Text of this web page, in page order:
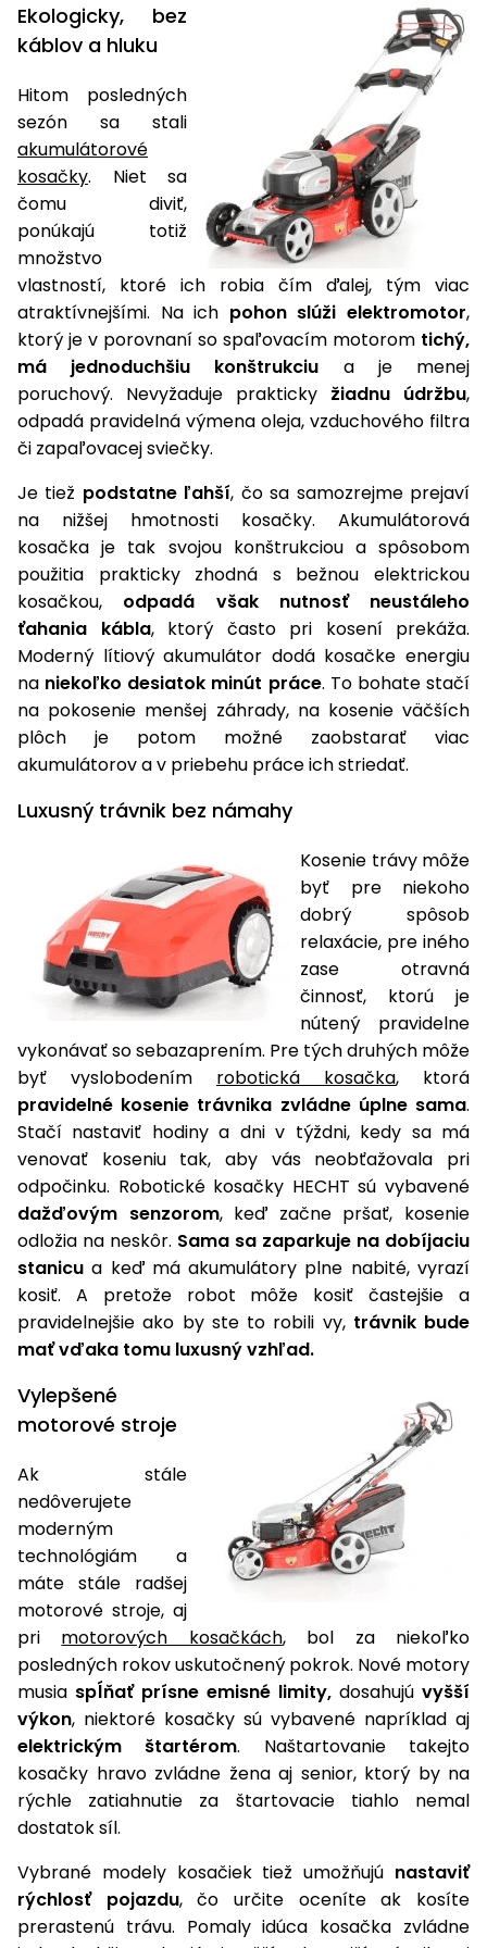
Náhradné
nože
Vidly
Štiepačky
dreva
vetiev
Špalíkovače
Fukáre a
vysávače
na lístie
Záhradné
vozíky
Fúriky
Rozmetadlá
vozíky
Čerpadlá
a
vodárne
Vysokotlakové
umývačky
stroje
Snežné
na sneh
Postrekovače
a rosiče
Príslušenstvo
boxy
Ochrana
rastlín
koše
Krhly
obrubníky
textílie
Odpudzovače
a pasce
Príslušenstvo
stoly
dosky
Transportéry
na
betón
Meracie
prístroje
Nabíjačky
autobatérií
Vykurovanie
Navijaky
Príslušenstvo
Bagre
Seniorské
Prilby
Ekologicky, bez
káblov a hluku
Hitom posledných
sezón sa stali
akumulátorové
kosačky. Niet sa
čomu diviť,
ponúkajú totiž
množstvo
vlastností, ktoré ich robia čím ďalej, tým viac
atraktívnejšími. Na ich pohon slúži elektromotor,
ktorý je v porovnaní so spaľovacím motorom tichý,
má jednoduchšiu konštrukciu a je menej
poruchový. Nevyžaduje prakticky žiadnu údržbu,
odpadá pravidelná výmena oleja, vzduchového filtra
či zapaľovacej sviečky.
Je tiež podstatne ľahší, čo sa samozrejme prejaví
na nižšej hmotnosti kosačky. Akumulátorová
kosačka je tak svojou konštrukciou a spôsobom
použitia prakticky zhodná s bežnou elektrickou
kosačkou, odpadá však nutnosť neustáleho
ťahania kábla, ktorý často pri kosení prekáža.
Moderný lítiový akumulátor dodá kosačke energiu
na niekoľko desiatok minút práce. To bohate stačí
na pokosenie menšej záhrady, na kosenie väčších
plôch je potom možné zaobstarať viac
akumulátorov a v priebehu práce ich striedať.
Luxusný trávnik bez námahy
Kosenie trávy môže
byť pre niekoho
dobrý spôsob
relaxácie, pre iného
zase otravná
činnosť, ktorú je
nútený pravidelne
vykonávať so sebazaprením. Pre tých druhých môže
byť vyslobodením robotická kosačka, ktorá
pravidelné kosenie trávnika zvládne úplne sama.
Stačí nastaviť hodiny a dni v týždni, kedy sa má
venovať koseniu tak, aby vás neobťažovala pri
odpočinku. Robotické kosačky HECHT sú vybavené
dažďovým senzorom, keď začne pršať, kosenie
odložia na neskôr. Sama sa zaparkuje na dobíjaciu
stanicu a keď má akumulátory plne nabité, vyrazí
kosiť. A pretože robot môže kosiť častejšie a
pravidelnejšie ako by ste to robili vy, trávnik bude
mať vďaka tomu luxusný vzhľad.
Vylepšené
motorové stroje
Ak stále
nedôverujete
moderným
technológiám a
máte stále radšej
motorové stroje, aj
pri motorových kosačkách, bol za niekoľko
posledných rokov uskutočnený pokrok. Nové motory
musia spĺňať prísne emisné limity, dosahujú vyšší
výkon, niektoré kosačky sú vybavené napríklad aj
elektrickým štartérom. Naštartovanie takejto
kosačky hravo zvládne žena aj senior, ktorý by na
rýchle zatiahnutie za štartovacie tiahlo nemal
dostatok síl.
Vybrané modely kosačiek tiež umožňujú nastaviť
rýchlosť pojazdu, čo určite oceníte ak kosíte
prerastenú trávu. Pomaly idúca kosačka zvládne